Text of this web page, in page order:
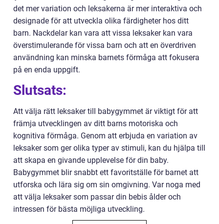
det mer variation och leksakerna är mer interaktiva och
designade för att utveckla olika färdigheter hos ditt
barn. Nackdelar kan vara att vissa leksaker kan vara
överstimulerande för vissa barn och att en överdriven
användning kan minska barnets förmåga att fokusera
på en enda uppgift.
Slutsats:
Att välja rätt leksaker till babygymmet är viktigt för att
främja utvecklingen av ditt barns motoriska och
kognitiva förmåga. Genom att erbjuda en variation av
leksaker som ger olika typer av stimuli, kan du hjälpa till
att skapa en givande upplevelse för din baby.
Babygymmet blir snabbt ett favoritställe för barnet att
utforska och lära sig om sin omgivning. Var noga med
att välja leksaker som passar din bebis ålder och
intressen för bästa möjliga utveckling.